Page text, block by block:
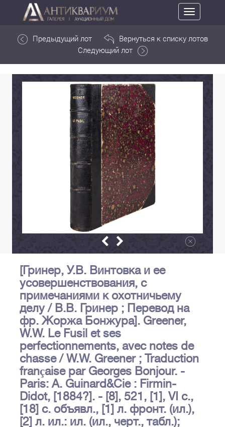
Toggle
navigation
Предыдущий лот
Вернуться к списку лотов
Следующий лот
[Гринер, У.В. Винтовка и ее
усовершенствования, с
примечаниями к охотничьему
делу / В.В. Гринер ; Перевод на
фр. Жоржа Бонжура]. Greener,
W.W. Le Fusil et ses
perfectionnements, avec notes de
chasse / W.W. Greener ; Traduction
française par Georges Bonjour. -
Paris: A. Guinard&Cie : Firmin-
Didot, [1884?]. - [8], 521, [1], VI с.,
[18] с. объявл., [1] л. фронт. (ил.),
[2] л. ил.: ил. (ил., черт., табл.);